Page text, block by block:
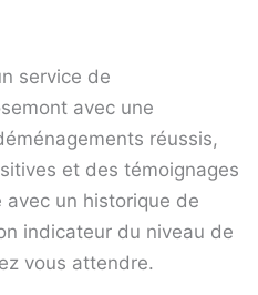
service de
avec une
réussis,
et des témoignages
un historique de
indicateur du niveau de
vous attendre.